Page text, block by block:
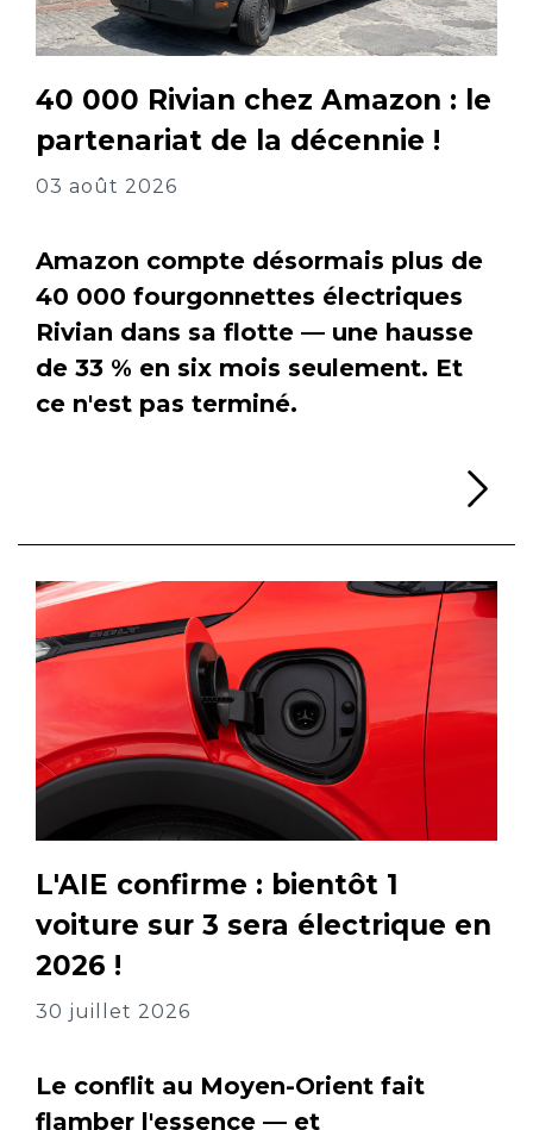
40 000 Rivian chez Amazon : le
partenariat de la décennie !
03 août 2026
Amazon compte désormais plus de
40 000 fourgonnettes électriques
Rivian dans sa flotte — une hausse
de 33 % en six mois seulement. Et
ce n'est pas terminé.
L'AIE confirme : bientôt 1
voiture sur 3 sera électrique en
2026 !
30 juillet 2026
Le conflit au Moyen-Orient fait
flamber l'essence — et